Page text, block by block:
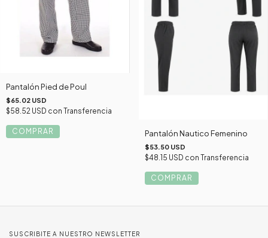
Pantalón Pied de Poul
$65.02 USD
$58.52 USD con Transferencia
COMPRAR Pantalón Nautico Femenino
$53.50 USD
$48.15 USD con Transferencia
COMPRAR
SUSCRIBITE A NUESTRO NEWSLETTER